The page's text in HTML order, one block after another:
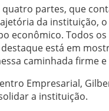
partes, que
da instituição,
econômico. Todos
está em
caminhada firme
Empresarial,
a instituição.